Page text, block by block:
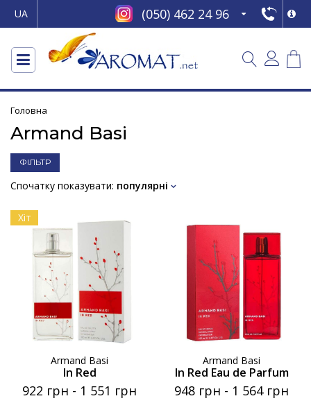
UA (050) 462 24 96
Головна
Armand Basi
ФІЛЬТР
Спочатку показувати: популярні
Хіт
Armand Basi
In Red
922 грн - 1 551 грн
Armand Basi
In Red Eau de Parfum
948 грн - 1 564 грн